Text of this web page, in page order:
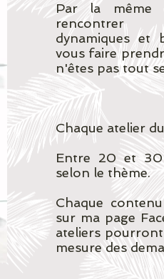
Par la même
rencontrer
dynamiques et
vous faire
n'êtes pas tout
Chaque atelier
Entre 20 et 30
selon le thème.
Chaque
sur ma page
ateliers
mesure des